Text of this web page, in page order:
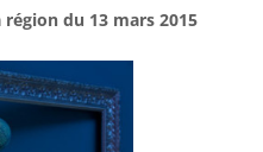
région du 13 mars 2015